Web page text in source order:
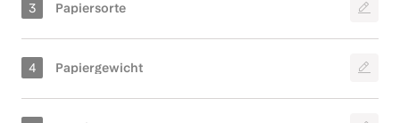
Hochformat
Offsetpapier King